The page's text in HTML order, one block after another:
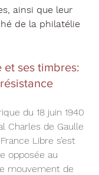
ainsi que leur
de la philatélie
et ses timbres:
du 18 juin 1940
Charles de Gaulle
Libre s’est
opposée au
mouvement de